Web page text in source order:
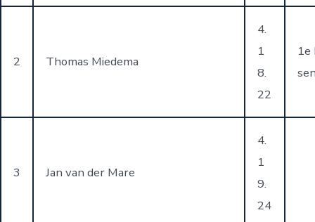
2 Thomas Miedema
4.
1
8.
22
1e
3 Jan van der Mare
4.
1
9.
24